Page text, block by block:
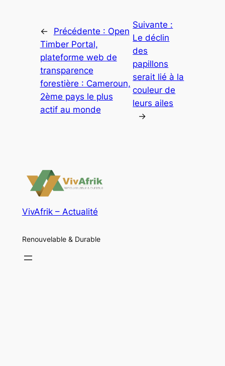
← Précédente : Open
Timber Portal,
plateforme web de
transparence
forestière : Cameroun,
2ème pays le plus
actif au monde
Suivante :
Le déclin
des
papillons
serait lié à la
couleur de
leurs ailes
→
VivAfrik – Actualité
Renouvelable & Durable